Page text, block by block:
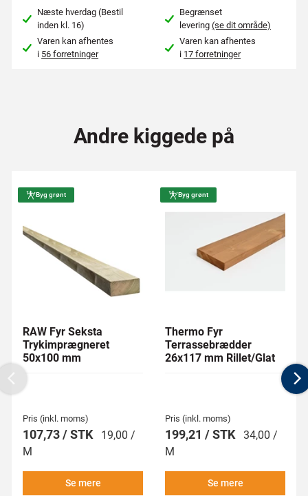
Næste hverdag (Bestil
inden kl. 16)
Varen kan afhentes
i 56 forretninger
Begrænset
levering(se dit område)
Varen kan afhentes
i 17 forretninger
Andre kiggede på
Byg grønt
RAW Fyr Seksta
Trykimprægneret
50x100 mm
Pris (inkl. moms)
107,73 / STK
19,00 /
M
Se mere
Byg grønt
Thermo Fyr
Terrassebrædder
26x117 mm Rillet/Glat
Pris (inkl. moms)
199,21 / STK 34,00 /
M
Se mere
Previous